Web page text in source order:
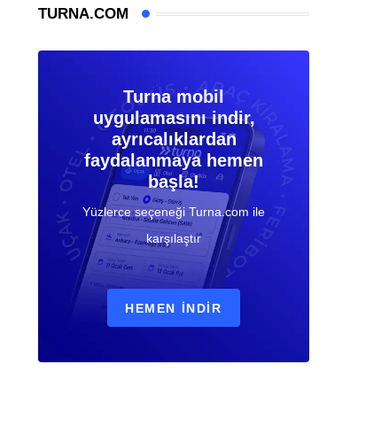
TURNA.COM
Turna mobil
uygulamasını indir,
ayrıcalıklardan
faydalanmaya hemen
başla!
Yüzlerce seçeneği Turna.com ile
karşılaştır
HEMEN İNDIR